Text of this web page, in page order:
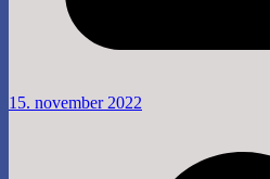
15. november 2022